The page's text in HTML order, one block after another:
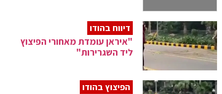
דיווח בהודו
"איראן עומדת מאחורי הפיצוץ
ליד השגרירות"
הפיצוץ בהודו